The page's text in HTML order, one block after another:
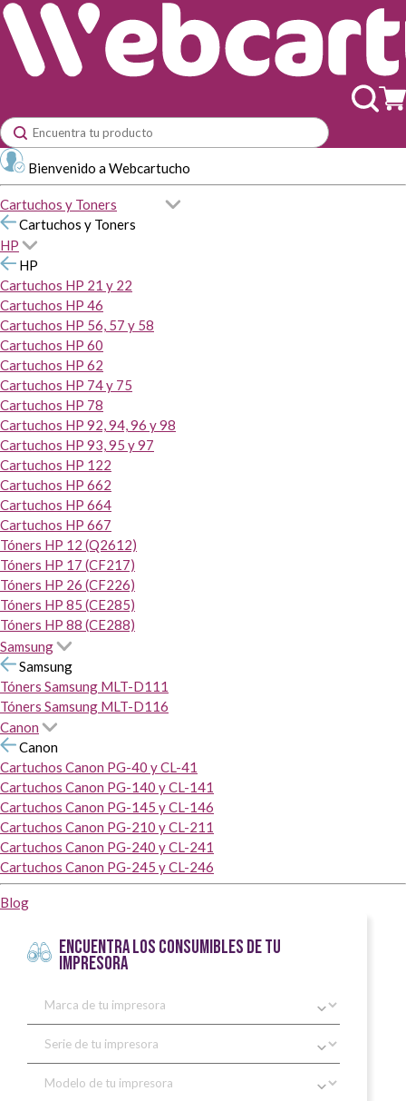
Bienvenido a Webcartucho
Cartuchos y Toners
Cartuchos y Toners
HP
HP
Cartuchos HP 21 y 22
Cartuchos HP 46
Cartuchos HP 56, 57 y 58
Cartuchos HP 60
Cartuchos HP 62
Cartuchos HP 74 y 75
Cartuchos HP 78
Cartuchos HP 92, 94, 96 y 98
Cartuchos HP 93, 95 y 97
Cartuchos HP 122
Cartuchos HP 662
Cartuchos HP 664
Cartuchos HP 667
Tóners HP 12 (Q2612)
Tóners HP 17 (CF217)
Tóners HP 26 (CF226)
Tóners HP 85 (CE285)
Tóners HP 88 (CE288)
Samsung
Samsung
Tóners Samsung MLT-D111
Tóners Samsung MLT-D116
Canon
Canon
Cartuchos Canon PG-40 y CL-41
Cartuchos Canon PG-140 y CL-141
Cartuchos Canon PG-145 y CL-146
Cartuchos Canon PG-210 y CL-211
Cartuchos Canon PG-240 y CL-241
Cartuchos Canon PG-245 y CL-246
Blog
ENCUENTRA LOS CONSUMIBLES DE TU
IMPRESORA